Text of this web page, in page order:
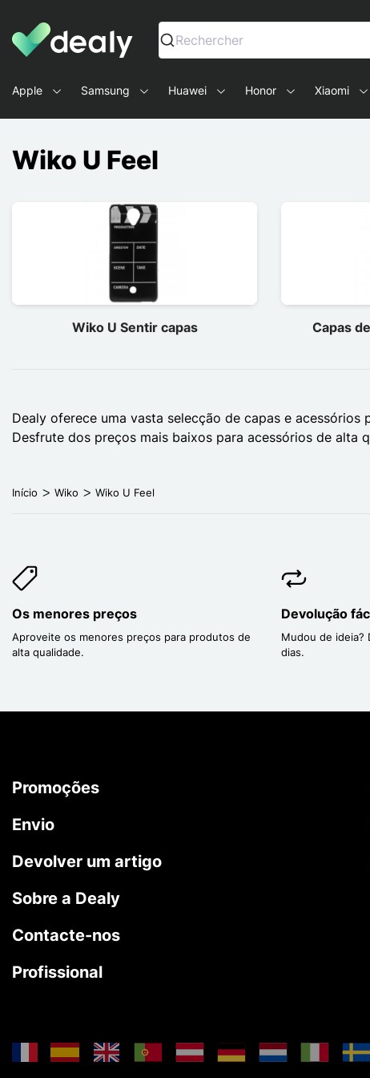
Dealy - Capas e acessórios para smartphones e tablets
Rechercher
Apple Samsung Huawei Honor Xiaomi
Wiko U Feel
Wiko U Sentir capas Capas
Dealy oferece uma vasta selecção de capas e acessórios
Desfrute dos preços mais baixos para acessórios de alta
Início Wiko Wiko U Feel
Os menores preços
Aproveite os menores preços para produtos de
alta qualidade.
Devolução
Mudou de ideia?
dias.
Promoções
Envio
Devolver um artigo
Sobre a Dealy
Contacte-nos
Profissional